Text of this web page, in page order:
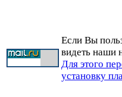
Если Вы
видеть наши
Для этого
установку